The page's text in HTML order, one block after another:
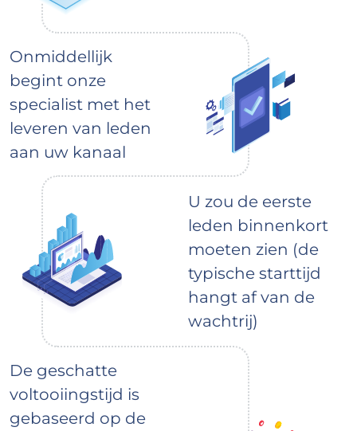
Onmiddellijk
begint onze
specialist met het
leveren van leden
aan uw kanaal
U zou de eerste
leden binnenkort
moeten zien (de
typische starttijd
hangt af van de
wachtrij)
De geschatte
voltooiingstijd is
gebaseerd op de